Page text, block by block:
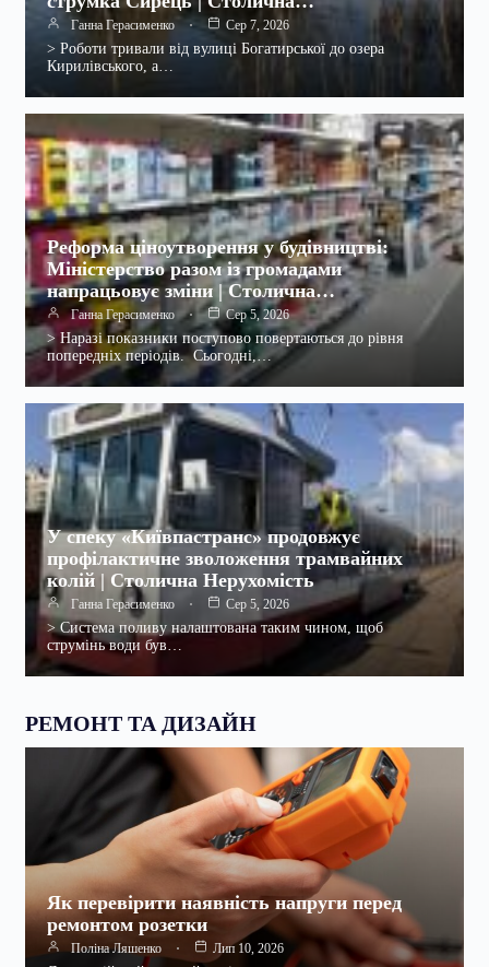
Ганна Герасименко Сер 7, 2026
> Роботи тривали від вулиці Богатирської до озера
Кирилівського, а…
Реформа ціноутворення у будівництві:
Міністерство разом із громадами
напрацьовує зміни | Столична…
Ганна Герасименко Сер 5, 2026
> Наразі показники поступово повертаються до рівня
попередніх періодів. Сьогодні,…
У спеку «Київпастранс» продовжує
профілактичне зволоження трамвайних
колій | Столична Нерухомість
Ганна Герасименко Сер 5, 2026
> Система поливу налаштована таким чином, щоб
струмінь води був…
РЕМОНТ ТА ДИЗАЙН
Як перевірити наявність напруги перед
ремонтом розетки
Поліна Ляшенко Лип 10, 2026